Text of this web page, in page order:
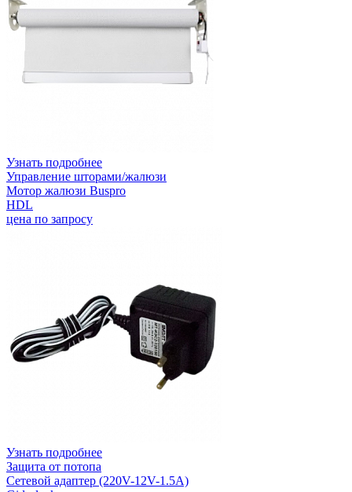
Узнать подробнее
Управление шторами/жалюзи
Мотор жалюзи Buspro
HDL
цена по запросу
Узнать подробнее
Защита от потопа
Сетевой адаптер (220V-12V-1.5A)